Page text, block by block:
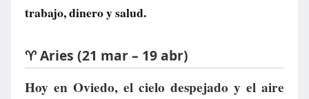
trabajo, dinero y salud.
♈ Aries (21 mar – 19 abr)
Hoy en Oviedo, el cielo despejado y el aire